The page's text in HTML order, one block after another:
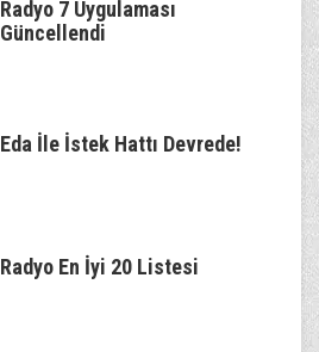
Radyo 7 Uygulaması
Güncellendi
Eda İle İstek Hattı Devrede!
Radyo En İyi 20 Listesi